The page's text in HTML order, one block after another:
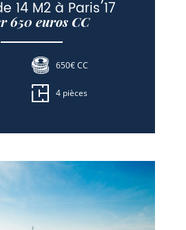
14 M2 à Paris 17
650 euros CC
650€ CC
4 pièces